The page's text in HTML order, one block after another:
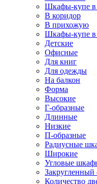
Шкафы-купе в
В коридор
В прихожую
Шкафы-купе в
Детские
Офисные
Для книг
Для одежды
На балкон
Форма
Высокие
Г-образные
Длинные
Низкие
П-образные
Радиусные
Широкие
Угловые
Закругленный
Количество